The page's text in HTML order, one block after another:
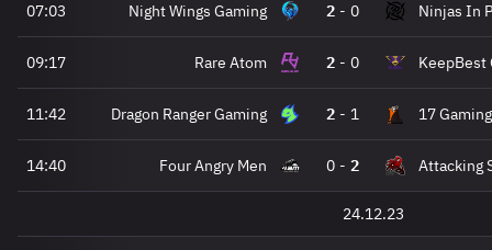
07:03 Night Wings Gaming 2 - 0 Ninjas In
09:17 Rare Atom 2 - 0 KeepBest
11:42 Dragon Ranger Gaming 2 - 1 17 Gaming
14:40 Four Angry Men 0 - 2 Attacking
24.12.23